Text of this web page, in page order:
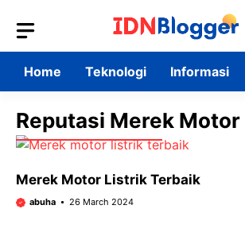
content
Home
Teknologi Informasi
Reputasi Merek
Merek Motor Listrik Terbaik
abuha 26 March 2024